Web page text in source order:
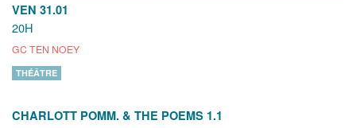
VEN 31.01
20H
GC TEN NOEY
THÉÂTRE
CHARLOTT POMM. & THE POEMS 1.1